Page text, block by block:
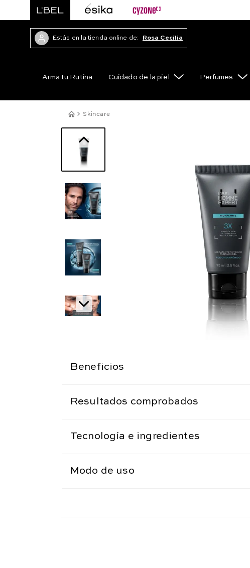
Estás en la tienda online de: Rosa Cecilia
Arma tu Rutina Cuidado de la piel Perfumes
Skincare
Beneficios
Resultados comprobados
Tecnología e ingredientes
Modo de uso